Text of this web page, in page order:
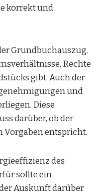
korrekt und
Grundbuchauszug,
Rechte
gibt. Auch der
und
Diese
darüber, ob der
Vorgaben entspricht.
des
sollte ein
Auskunft darüber